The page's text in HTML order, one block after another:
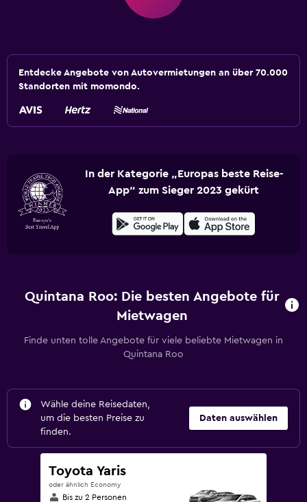
Entdecke Angebote von Autovermietungen an über 70.000
Standorten mit momondo.
In der Kategorie „Europas beste Reise-
App“ zum Sieger 2023 gekürt
Quintana Roo: Die besten Angebote für
Mietwagen
Finde unten tolle Angebote für viele beliebte Mietwagen in
Quintana Roo
Wähle deine Reisedaten,
um die besten Preise zu
finden.
Daten auswählen
Toyota Yaris
oder ähnlich Economy
Bis zu 2 Personen